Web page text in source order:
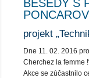
BESEDY S
projekt
Dne 11. 02. 2016
Cherchez la femme
Akce se zúčastnilo